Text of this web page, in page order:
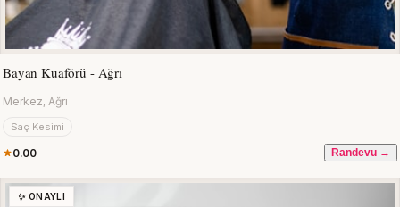
Bayan Kuaförü - Ağrı
Merkez, Ağrı
Saç Kesimi
0.00 Randevu →
✨ ONAYLI